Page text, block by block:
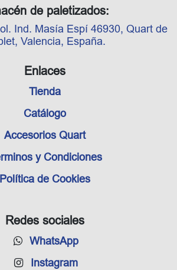
Redes sociales
WhatsApp
Instagram
Enlaces
Tienda
Catálogo
Accesorios Quart
y Condiciones
Política de Cookies
de paletizados:
Ind. Masía Espí 46930, Quart de
Valencia, España.